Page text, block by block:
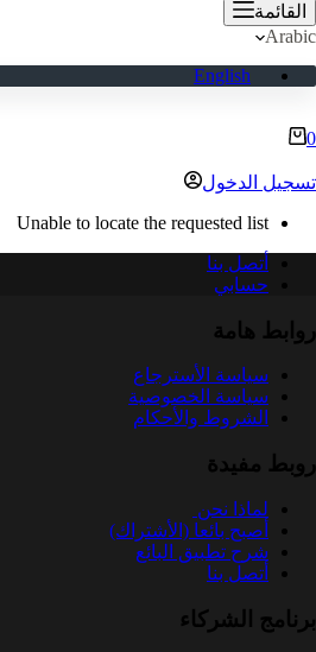
القائمة
Arabic
English
عربة
0
تسجيل الدخول
Unable to locate the requested list
أتصل بنا
حسابي
روابط هامة
سياسة الأسترجاع
سياسة الخصوصية
الشروط والأحكام
روبط مفيدة
لماذا نحن
أصبح بائعا (الأشتراك)
شرح تطبيق البائع
أتصل بنا
برنامج الشركاء